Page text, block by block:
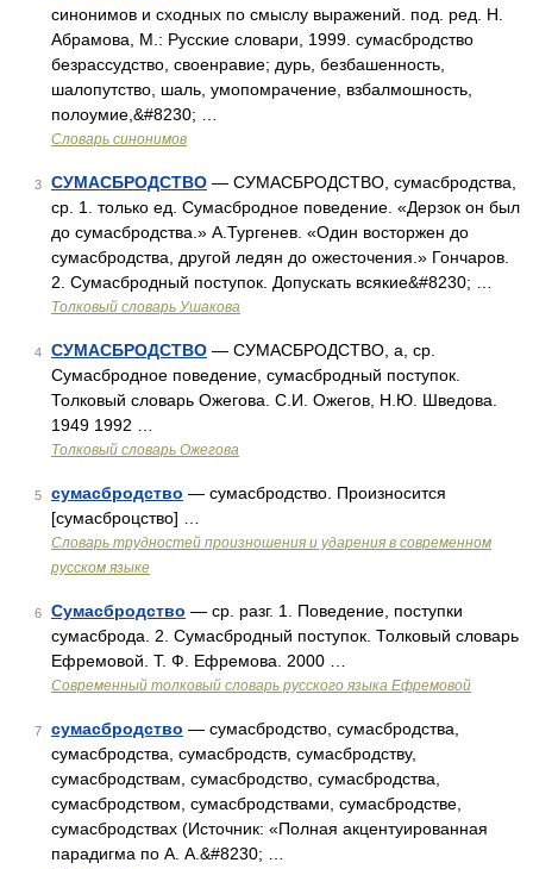
синонимов и сходных по смыслу выражений. под. ред. Н.
Абрамова, М.: Русские словари, 1999. сумасбродство
безрассудство, своенравие; дурь, безбашенность,
шалопутство, шаль, умопомрачение, взбалмошность,
полоумие,&#8230; …
Словарь синонимов
3 СУМАСБРОДСТВО — СУМАСБРОДСТВО, сумасбродства,
ср. 1. только ед. Сумасбродное поведение. «Дерзок он был
до сумасбродства.» А.Тургенев. «Один восторжен до
сумасбродства, другой ледян до ожесточения.» Гончаров.
2. Сумасбродный поступок. Допускать всякие&#8230; …
Толковый словарь Ушакова
4 СУМАСБРОДСТВО — СУМАСБРОДСТВО, а, ср.
Сумасбродное поведение, сумасбродный поступок.
Толковый словарь Ожегова. С.И. Ожегов, Н.Ю. Шведова.
1949 1992 …
Толковый словарь Ожегова
5 сумасбродство — сумасбродство. Произносится
[сумасброцство] …
Словарь трудностей произношения и ударения в современном
русском языке
6 Сумасбродство — ср. разг. 1. Поведение, поступки
сумасброда. 2. Сумасбродный поступок. Толковый словарь
Ефремовой. Т. Ф. Ефремова. 2000 …
Современный толковый словарь русского языка Ефремовой
7 сумасбродство — сумасбродство, сумасбродства,
сумасбродства, сумасбродств, сумасбродству,
сумасбродствам, сумасбродство, сумасбродства,
сумасбродством, сумасбродствами, сумасбродстве,
сумасбродствах (Источник: «Полная акцентуированная
парадигма по А. А.&#8230; …